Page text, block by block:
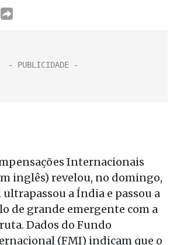
Internacionais
inglês) revelou, no domingo,
ultrapassou a Índia e passou a
de grande emergente com a
Dados do Fundo
(FMI) indicam que o